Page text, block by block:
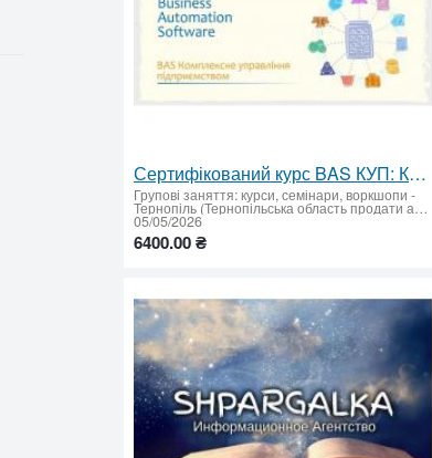
Сертифікований курс BAS КУП: Комплексне управління підприємством
Групові заняття: курси, семінари, воркшопи -
Тернопіль (Тернопільська область продати або придбати)
05/05/2026
6400.00 ₴